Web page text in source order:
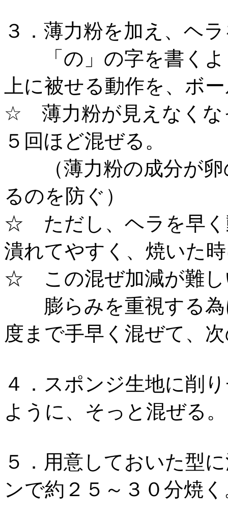
３．薄力粉を加え、ヘ
「の」の字を書くよ
上に被せる動作を、ボ
☆ 薄力粉が見えなくな
５回ほど混ぜる。
（薄力粉の成分が卵
るのを防ぐ）
☆ ただし、ヘラを早く
潰れてやすく、焼いた
☆ この混ぜ加減が難し
膨らみを重視する為
度まで手早く混ぜて、
４．スポンジ生地に削
ように、そっと混
５．用意しておいた型
ンで約２５～３０分焼